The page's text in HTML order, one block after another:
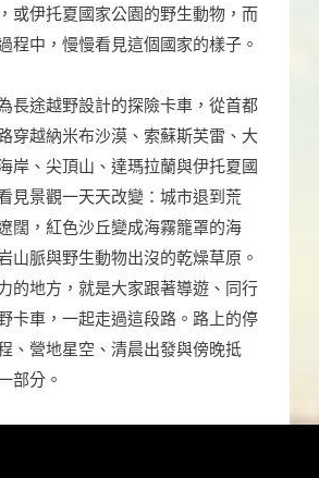
或伊托夏國家公園的野生動物，而
程中，慢慢看見這個國家的樣子。
長途越野設計的探險卡車，從首都
穿越納米布沙漠、索蘇斯芙雷、大
岸、尖頂山、達瑪拉蘭與伊托夏國
見景觀一天天改變：城市退到荒
闊，紅色沙丘變成海霧籠罩的海
山脈與野生動物出沒的乾燥草原。
的地方，就是大家跟著導遊、同行
卡車，一起走過這段路。路上的停
、營地星空、清晨出發與傍晚抵
部分。